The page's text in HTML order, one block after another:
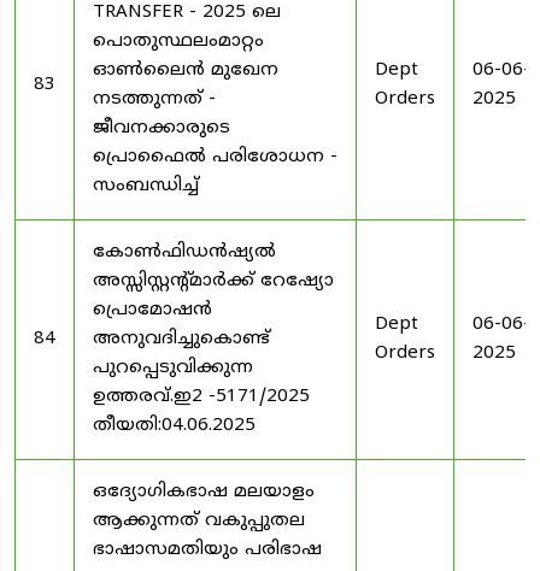
83
TRANSFER - 2025 ലെ
പൊതുസ്ഥലംമാറ്റം
ഓൺലൈൻ മുഖേന
നടത്തുന്നത് -
ജീവനക്കാരുടെ
പ്രൊഫൈൽ പരിശോധന -
സംബന്ധിച്ച്
Dept
Orders
06-06-
2025
84
കോൺഫിഡൻഷ്യൽ
അസ്സിസ്റ്റന്റ്മാർക്ക് റേഷ്യോ
പ്രൊമോഷൻ
അനുവദിച്ചുകൊണ്ട്
പുറപ്പെടുവിക്കുന്ന
ഉത്തരവ്.ഇ2 -5171/2025
തീയതി:04.06.2025
Dept
Orders
06-06-
2025
ഒദ്യോഗികഭാഷ മലയാളം
ആക്കുന്നത് വകുപ്പുതല
ഭാഷാസമതിയും പരിഭാഷ